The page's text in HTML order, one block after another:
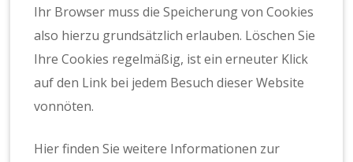
Ihr Browser muss die Speicherung von Cookies
also hierzu grundsätzlich erlauben. Löschen Sie
Ihre Cookies regelmäßig, ist ein erneuter Klick
auf den Link bei jedem Besuch dieser Website
vonnöten.
Hier finden Sie weitere Informationen zur